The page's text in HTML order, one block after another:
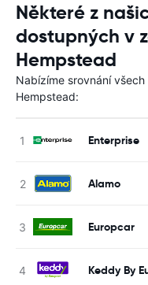
Některé z
dostupných v
Hempstead
Nabízíme srovnání
Hempstead:
Enterprise
Alamo
Europcar
Keddy By